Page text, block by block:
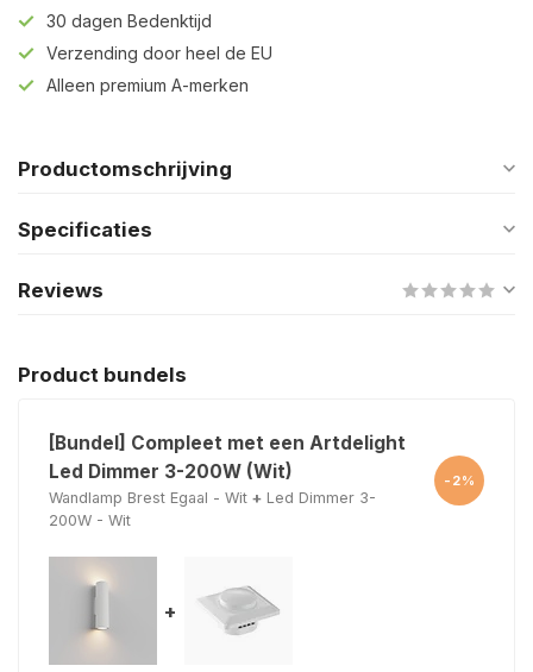
30 dagen Bedenktijd
Verzending door heel de EU
Alleen premium A-merken
Productomschrijving
Specificaties
Reviews
Product bundels
[Bundel] Compleet met een Artdelight
Led Dimmer 3-200W (Wit)
Wandlamp Brest Egaal - Wit + Led Dimmer 3-
200W - Wit
-2%
+